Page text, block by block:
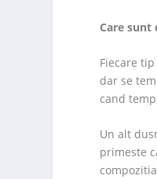
Care
Fiecare
dar se
cand
Un alt
primeste